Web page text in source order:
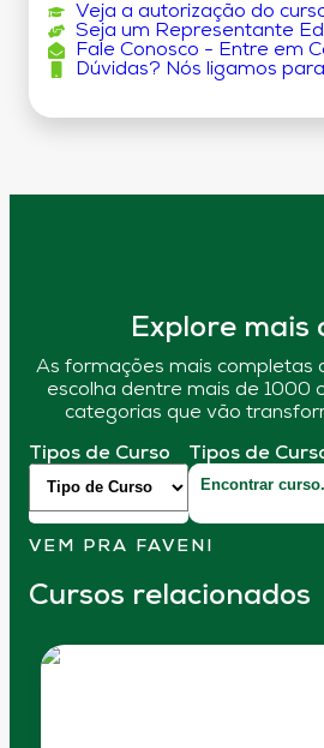
Veja a autorização do
Seja um Representante
Fale Conosco - Entre em
Dúvidas? Nós ligamos
Explore mais
As formações mais completas
escolha dentre mais de 1000
categorias que vão
Tipos de Curso Tipos de
VEM PRA FAVENI
Cursos relacionados